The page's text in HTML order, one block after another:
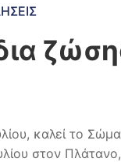
καλεί το
στον